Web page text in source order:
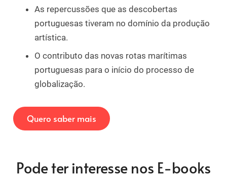
As repercussões que as descobertas
portuguesas tiveram no domínio da produção
artística.
O contributo das novas rotas marítimas
portuguesas para o início do processo de
globalização.
Quero saber mais
Pode ter interesse nos E-books